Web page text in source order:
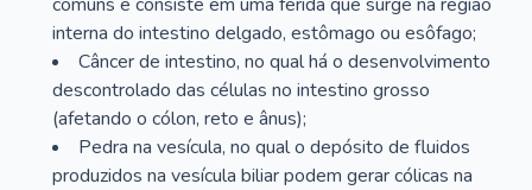
interna do intestino delgado, estômago ou esôfago;
Câncer de intestino, no qual há o desenvolvimento
descontrolado das células no intestino grosso
(afetando o cólon, reto e ânus);
Pedra na vesícula, no qual o depósito de fluidos
produzidos na vesícula biliar podem gerar cólicas na